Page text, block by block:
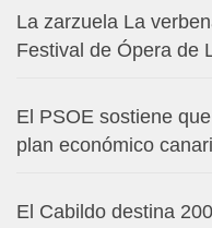
La zarzuela La
Festival de Ópera de
El PSOE sostiene
plan económico
El Cabildo destina